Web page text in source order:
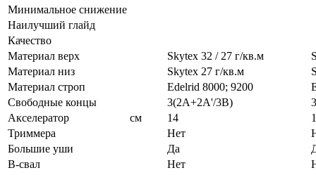
Минимальное снижение
Наилучший глайд
Качество
Материал верх
Skytex 32 / 27 г/кв.м
Материал низ
Skytex 27 г/кв.м
Материал строп
Edelrid 8000; 9200
Свободные концы
3(2A+2A'/3B)
Акселератор
см 14
Триммера
Нет
Большие уши
Да
B-свал
Нет